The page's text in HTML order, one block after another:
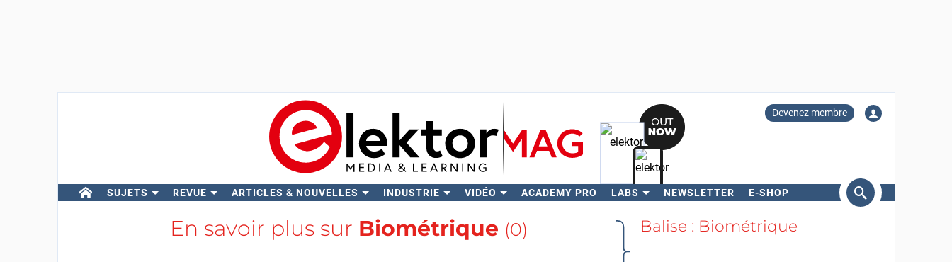
Devenez membre
SUJETS REVUE ARTICLES & NOUVELLES INDUSTRIE VIDÉO ACADEMY PRO LABS NEWSLETTER E-SHOP
Rechercher
En savoir plus sur Biométrique (0) Balise : Biométrique